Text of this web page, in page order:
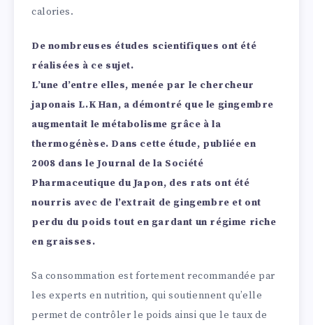
calories.
De nombreuses études scientifiques ont été
réalisées à ce sujet.
L’une d’entre elles, menée par le chercheur
japonais L.K Han, a démontré que le gingembre
augmentait le métabolisme grâce à la
thermogénèse. Dans cette étude, publiée en
2008 dans le Journal de la Société
Pharmaceutique du Japon, des rats ont été
nourris avec de l’extrait de gingembre et ont
perdu du poids tout en gardant un régime riche
en graisses.
Sa consommation est fortement recommandée par
les experts en nutrition, qui soutiennent qu’elle
permet de contrôler le poids ainsi que le taux de